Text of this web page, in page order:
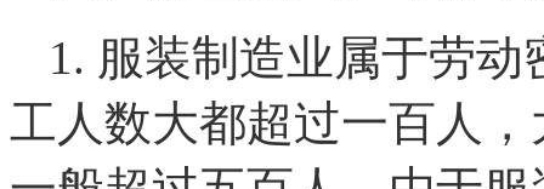
1. 服装制造业属于劳
工人数大都超过一百人